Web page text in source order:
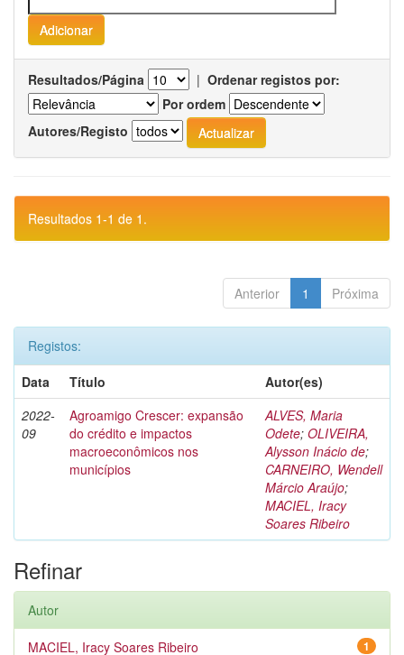
Resultados/Página | Ordenar registos por:
Por ordem
Autores/Registo
Resultados 1-1 de 1.
Anterior 1 Próxima
Registos:
Data
Título
Autor(es)
2022-
09
Agroamigo Crescer: expansão
do crédito e impactos
macroeconômicos nos
municípios
ALVES, Maria
Odete; OLIVEIRA,
Alysson Inácio de;
CARNEIRO, Wendell
Márcio Araújo;
MACIEL, Iracy
Soares Ribeiro
Refinar
Autor
1
MACIEL, Iracy Soares Ribeiro